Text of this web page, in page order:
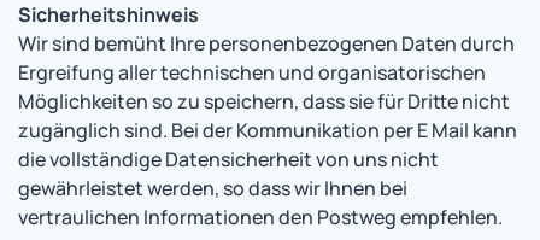
Sicherheitshinweis
Wir sind bemüht Ihre personenbezogenen Daten durch
Ergreifung aller technischen und organisatorischen
Möglichkeiten so zu speichern, dass sie für Dritte nicht
zugänglich sind. Bei der Kommunikation per E Mail kann
die vollständige Datensicherheit von uns nicht
gewährleistet werden, so dass wir Ihnen bei
vertraulichen Informationen den Postweg empfehlen.